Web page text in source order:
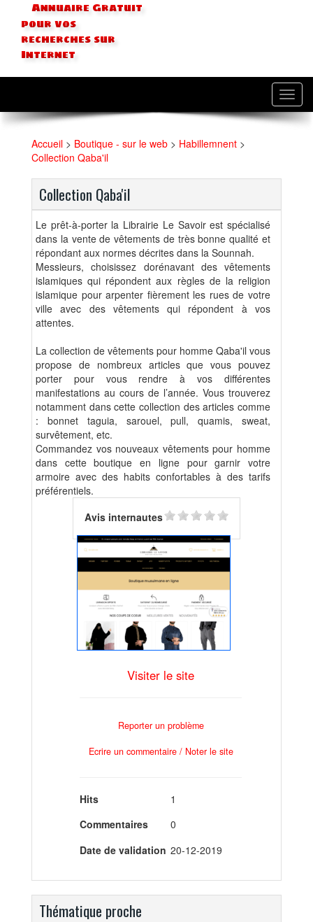
Annuaire Gratuit
pour vos
recherches sur
Internet
Accueil > Boutique - sur le web > Habillemnent >
Collection Qaba'il
Collection Qaba'il
Le prêt-à-porter la Librairie Le Savoir est spécialisé
dans la vente de vêtements de très bonne qualité et
répondant aux normes décrites dans la Sounnah.
Messieurs, choisissez dorénavant des vêtements
islamiques qui répondent aux règles de la religion
islamique pour arpenter fièrement les rues de votre
ville avec des vêtements qui répondent à vos
attentes.
La collection de vêtements pour homme Qaba'il vous
propose de nombreux articles que vous pouvez
porter pour vous rendre à vos différentes
manifestations au cours de l’année. Vous trouverez
notamment dans cette collection des articles comme
: bonnet taguia, sarouel, pull, quamis, sweat,
survêtement, etc.
Commandez vos nouveaux vêtements pour homme
dans cette boutique en ligne pour garnir votre
armoire avec des habits confortables à des tarifs
préférentiels.
Avis internautes
Visiter le site
Reporter un problème
Ecrire un commentaire / Noter le site
Hits
1
Commentaires
0
Date de validation 20-12-2019
Thématique proche